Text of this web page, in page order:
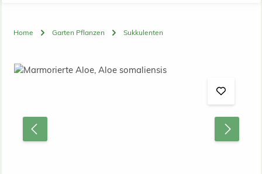
Home Garten Pflanzen Sukkulenten
Bildergalerie überspringen